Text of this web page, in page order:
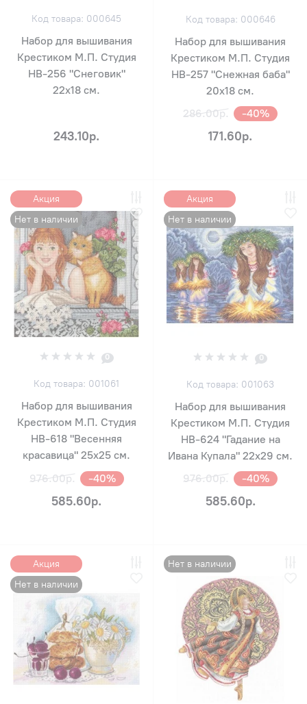
Код товара: 000645
Набор для вышивания
Крестиком М.П. Студия
НВ-256 "Снеговик"
22х18 см.
243.10р.
Код товара: 000646
Набор для вышивания
Крестиком М.П. Студия
НВ-257 "Снежная баба"
20х18 см.
286.00р.
-40%
171.60р.
Акция
Нет в наличии
0
Код товара: 001061
Набор для вышивания
Крестиком М.П. Студия
НВ-618 "Весенняя
красавица" 25х25 см.
976.00р.
-40%
585.60р.
Акция
Нет в наличии
0
Код товара: 001063
Набор для вышивания
Крестиком М.П. Студия
НВ-624 "Гадание на
Ивана Купала" 22х29 см.
976.00р.
-40%
585.60р.
Акция
Нет в наличии
Нет в наличии